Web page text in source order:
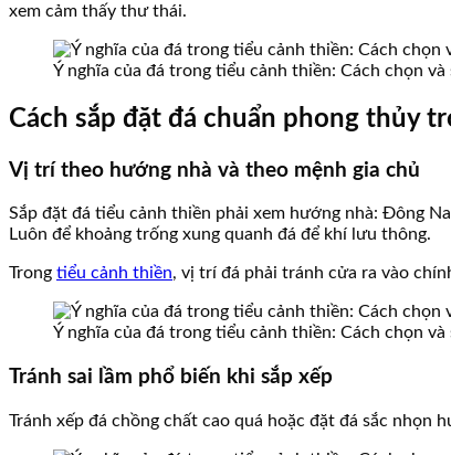
xem cảm thấy thư thái.
Ý nghĩa của đá trong tiểu cảnh thiền: Cách chọn
Cách sắp đặt đá chuẩn phong thủy
Vị trí theo hướng nhà và theo mệnh gia chủ
Sắp đặt đá tiểu cảnh thiền phải xem hướng nhà: Đông
Luôn để khoảng trống xung quanh đá để khí lưu thông.
Trong tiểu cảnh thiền, vị trí đá phải tránh cửa ra vào
Ý nghĩa của đá trong tiểu cảnh thiền: Cách chọn
Tránh sai lầm phổ biến khi sắp xếp
Tránh xếp đá chồng chất cao quá hoặc đặt đá sắc nhọn